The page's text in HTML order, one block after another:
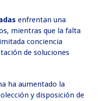
enfrentan una
mientras que la falta
conciencia
de soluciones
ha aumentado la
y disposición de